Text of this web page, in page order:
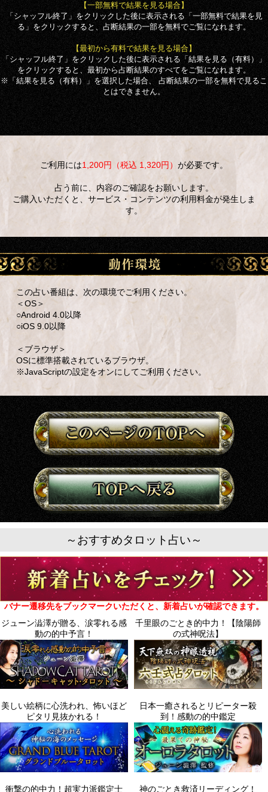
【一部無料で結果を見る場合】
「シャッフル終了」をクリックした後に表示される「一部無料で結果を見
る」をクリックすると、占断結果の一部を無料でご覧になれます。
【最初から有料で結果を見る場合】
「シャッフル終了」をクリックした後に表示される「結果を見る（有料）」
をクリックすると、最初から占断結果のすべてをご覧になれます。
※「結果を見る（有料）」を選択した場合、 占断結果の一部を無料で見るこ
とはできません。
ご利用には1,200円（税込 1,320円） が必要です。
占う前に、内容のご確認をお願いします。
ご購入いただくと、サービス・コンテンツの利用料金が発生しま
す。
この占い番組は、次の環境でご利用ください。
＜OS＞
○Android 4.0以降
○iOS 9.0以降
＜ブラウザ＞
OSに標準搭載されているブラウザ。
※JavaScriptの設定をオンにしてご利用ください。